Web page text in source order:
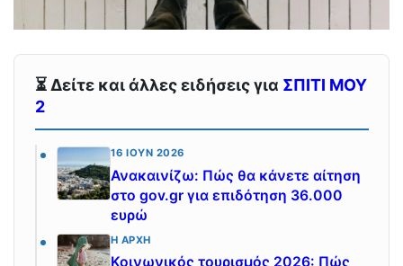
⏳ Δείτε και άλλες ειδήσεις για ΣΠΙΤΙ ΜΟΥ
2
16 ΙΟΎΝ 2026
Ανακαινίζω: Πώς θα κάνετε αίτηση
στο gov.gr για επιδότηση 36.000
ευρώ
Η ΑΡΧΉ
Κοινωνικός τουρισμός 2026: Πώς